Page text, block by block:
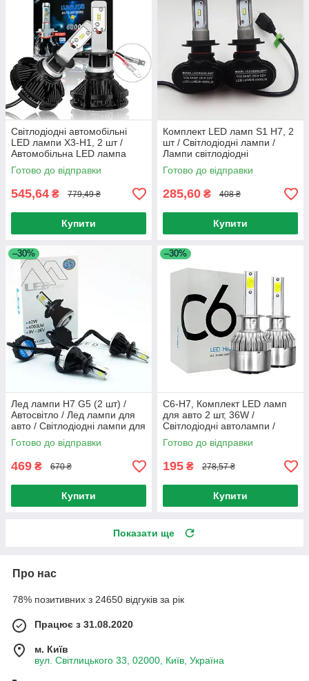
Світлодіодні автомобільні
LED лампи X3-H1, 2 шт /
Автомобільна LED лампа
Готово до відправки
545,64 ₴ 779,49 ₴
Купити
Комплект LED ламп S1 H7, 2
шт / Світлодіодні лампи /
Лампи світлодіодні
Готово до відправки
285,60 ₴ 408 ₴
Купити
–30%
Лед лампи H7 G5 (2 шт) /
Автосвітло / Лед лампи для
авто / Світлодіодні лампи для
авто
Готово до відправки
469 ₴ 670 ₴
Купити
–30%
C6-H7, Комплект LED ламп
для авто 2 шт, 36W /
Світлодіодні автолампи /
Автомобільні лампи
Готово до відправки
195 ₴ 278,57 ₴
Купити
Показати ще
Про нас
78% позитивних з 24650 відгуків за рік
Працює з 31.08.2020
м. Київ
вул. Світлицького 33, 02000, Київ, Україна